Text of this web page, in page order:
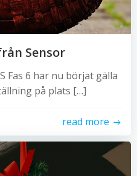
Sensor
Fas 6 har nu börjat gälla
på plats […]
read more